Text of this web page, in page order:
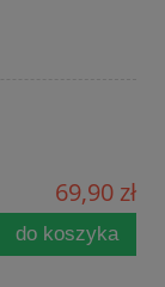
69,90 zł
do koszyka